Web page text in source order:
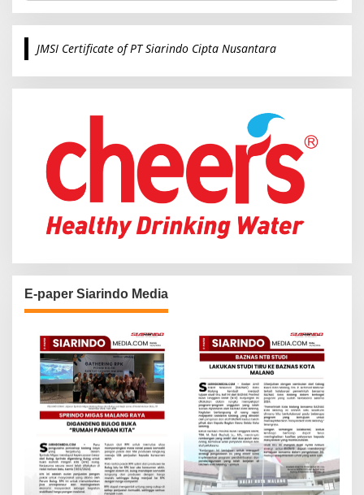
r
c
o
JMSI Certificate of PT Siarindo Cipta Nusantara
E-paper Siarindo Media